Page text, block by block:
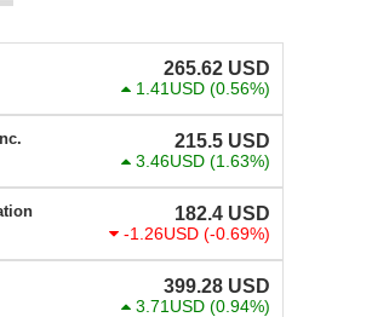
265.62 USD
1.41USD (0.56%)
215.5 USD
3.46USD (1.63%)
182.4 USD
-1.26USD (-0.69%)
399.28 USD
3.71USD (0.94%)